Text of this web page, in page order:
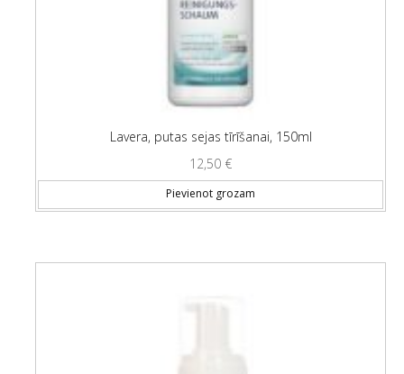
Lavera, putas sejas tīrīšanai, 150ml
12,50 €
Pievienot grozam